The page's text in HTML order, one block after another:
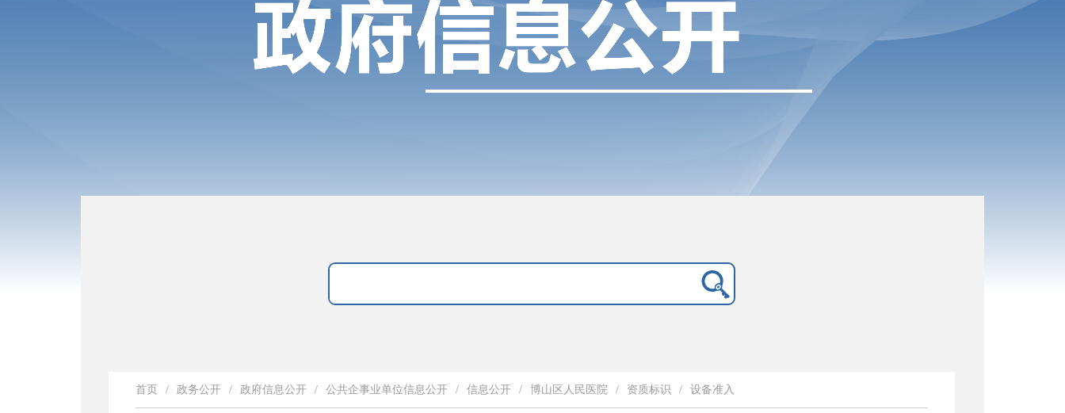
首页 / 政务公开 / 政府信息公开 / 公共企事业单位信息公开 / 信息公开 / ​博山区人民医院 / 资质标识 / 设备准入